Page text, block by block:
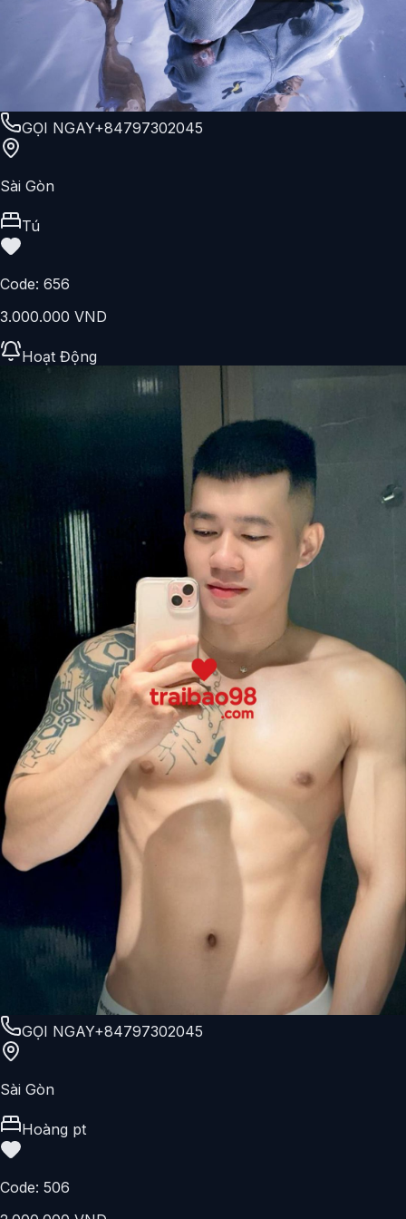
GỌI NGAY+84797302045
Sài Gòn
Tú
Code: 656
3.000.000 VND
Hoạt Động
GỌI NGAY+84797302045
Sài Gòn
Hoàng pt
Code: 506